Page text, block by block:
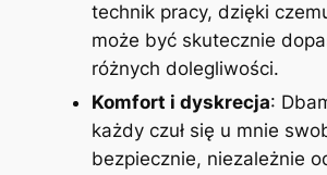
technik pracy, dzięki
może być skutecznie
różnych dolegliwości.
Komfort i dyskrecja:
każdy czuł się u mnie
bezpiecznie, niezależnie